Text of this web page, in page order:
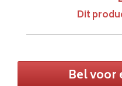
Dit
Bel voor